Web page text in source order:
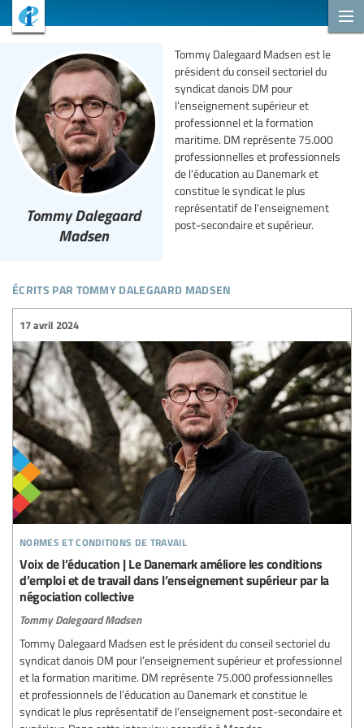
Tommy Dalegaard
Madsen
Tommy Dalegaard Madsen est le
président du conseil sectoriel du
syndicat danois DM pour
l’enseignement supérieur et
professionnel et la formation
maritime. DM représente 75.000
professionnelles et professionnels
de l’éducation au Danemark et
constitue le syndicat le plus
représentatif de l’enseignement
post-secondaire et supérieur.
écrits par tommy dalegaard madsen
normes et conditions de travail
17 avril 2024
Voix de l’éducation | Le Danemark améliore les conditions
d’emploi et de travail dans l’enseignement supérieur par la
négociation collective
Tommy Dalegaard Madsen
Tommy Dalegaard Madsen est le président du conseil sectoriel du
syndicat danois DM pour l’enseignement supérieur et professionnel
et la formation maritime. DM représente 75.000 professionnelles
et professionnels de l’éducation au Danemark et constitue le
syndicat le plus représentatif de l’enseignement post-secondaire et